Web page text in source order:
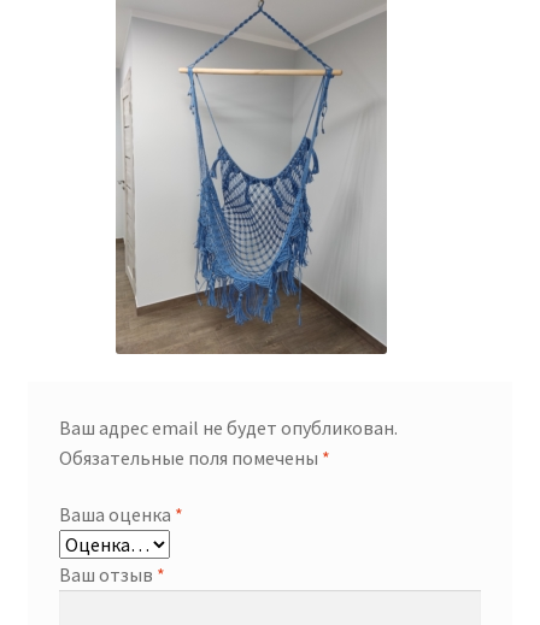
Ваш адрес email не будет опубликован.
Обязательные поля помечены *
Ваша оценка *
Ваш отзыв *